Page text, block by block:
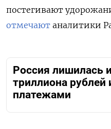
постегивают
отмечают аналитики
Россия лишилась
триллиона рублей
платежами